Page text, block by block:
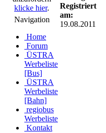
klicke hier.
Navigation
Home
Forum
ÜSTRA
Werbeliste
[Bus]
ÜSTRA
Werbeliste
[Bahn]
regiobus
Werbeliste
Kontakt
Registriert
am:
19.08.2011